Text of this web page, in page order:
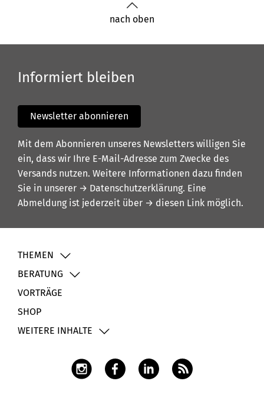
nach oben
Informiert bleiben
Newsletter abonnieren
Mit dem Abonnieren unseres Newsletters willigen Sie
ein, dass wir Ihre E-Mail-Adresse zum Zwecke des
Versands nutzen. Weitere Informationen dazu finden
Sie in unserer → Datenschutzerklärung. Eine
Abmeldung ist jederzeit über → diesen Link möglich.
THEMEN
BERATUNG
VORTRÄGE
SHOP
WEITERE INHALTE